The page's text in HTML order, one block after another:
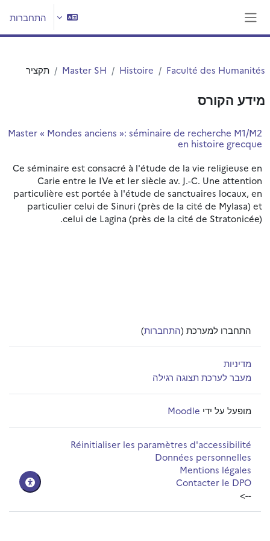
התחברות
Faculté des Humanités
Histoire
Master SH תקציר
מידע הקורס
Master « Mondes anciens »: séminaire de recherche M1/M2
en histoire grecque
Ce séminaire est consacré à l'étude de la vie religieuse en
Carie entre le IVe et Ier siècle av. J.-C. Une attention
particulière est portée à l'étude de sanctuaires locaux, en
particulier celui de Sinuri (près de la cité de Mylasa) et
celui de Lagina (près de la cité de Stratonicée).
התחברו למערכת (התחברות)
מדיניות
מעבר לערכת תצוגה רגילה
מופעל על ידי Moodle
Réinitialiser les paramètres d'accessibilité
Données personnelles
Mentions légales
Contacter le DPO
-->